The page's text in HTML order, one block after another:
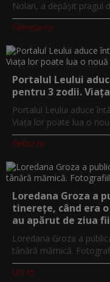
Nolan, a depăşit pragul
Filmnow.ro
Portalul Leului
pentru 3 zodii.
Portalul Leului aduce
Viața lor poate lua o
PeRoz.ro
Loredana Groza a
tinerețe, când era
au apărut de ziua
Loredana Groza a
tânără mămică.
Utv.ro